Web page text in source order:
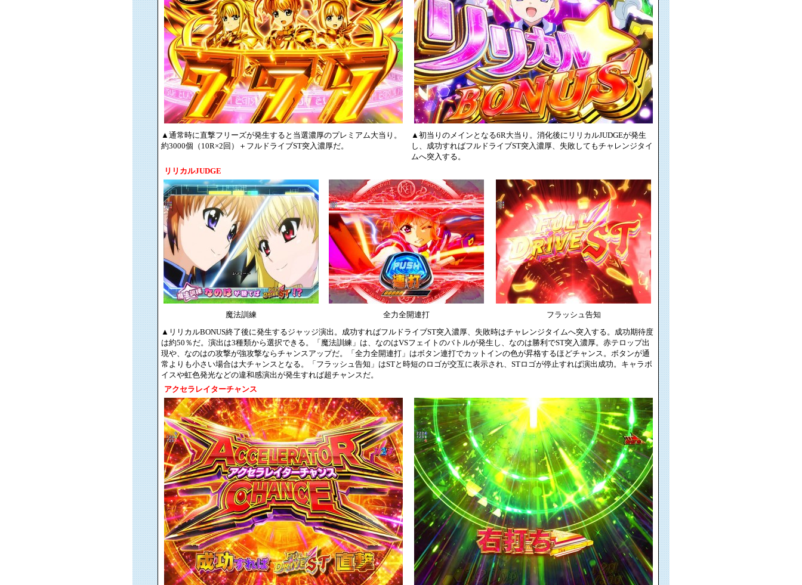
▲通常時に直撃フリーズが発生すると当選濃厚のプレミアム大当り。
約3000個（10R×2回）＋フルドライブST突入濃厚だ。
▲初当りのメインとなる6R大当り。消化後にリリカルJUDGEが発生
し、成功すればフルドライブST突入濃厚、失敗してもチャレンジタイ
ムへ突入する。
リリカルJUDGE
魔法訓練 全力全開連打
フラッシュ告知
▲リリカルBONUS終了後に発生するジャッジ演出。成功すればフルドライブST突入濃厚、失敗時はチャレンジタイムへ突入する。成功期待度
は約50％だ。演出は3種類から選択できる。「魔法訓練」は、なのはVSフェイトのバトルが発生し、なのは勝利でST突入濃厚。赤テロップ出
現や、なのはの攻撃が強攻撃ならチャンスアップだ。「全力全開連打」はボタン連打でカットインの色が昇格するほどチャンス。ボタンが通
常よりも小さい場合は大チャンスとなる。「フラッシュ告知」はSTと時短のロゴが交互に表示され、STロゴが停止すれば演出成功。キャラボ
イスや虹色発光などの違和感演出が発生すれば超チャンスだ。
アクセラレイターチャンス